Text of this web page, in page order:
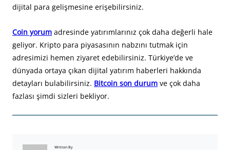
dijital para gelişmesine erişebilirsiniz.
Coin yorum adresinde yatırımlarınız çok daha değerli hale
geliyor. Kripto para piyasasının nabzını tutmak için
adresimizi hemen ziyaret edebilirsiniz. Türkiye’de ve
dünyada ortaya çıkan dijital yatırım haberleri hakkında
detayları bulabilirsiniz. Bitcoin son durum ve çok daha
fazlası şimdi sizleri bekliyor.
Written By